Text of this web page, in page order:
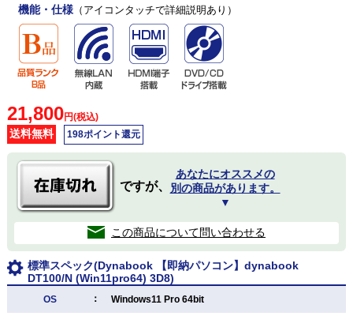
機能・仕様（アイコンタッチで詳細説明あり）
21,800円(税込)
送料無料 198ポイント還元
ですが、
あなたにオススメの
別の商品があります。
▼
この商品について問い合わせる
標準スペック(Dynabook 【即納パソコン】dynabook
DT100/N (Win11pro64) 3D8)
OS ： Windows11 Pro 64bit